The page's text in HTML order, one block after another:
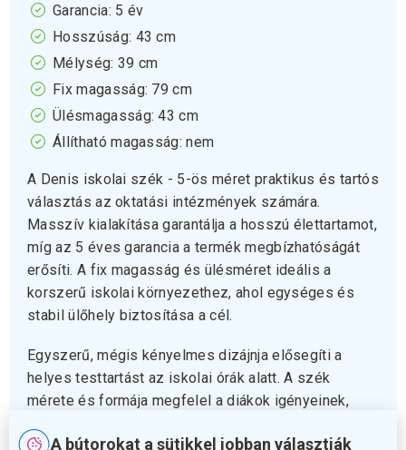
A bútorokat a sütikkel jobban választják
Garancia: 5 év
Hosszúság: 43 cm
Mélység: 39 cm
Fix magasság: 79 cm
Ülésmagasság: 43 cm
Állítható magasság: nem
A Denis iskolai szék - 5-ös méret praktikus és tartós
választás az oktatási intézmények számára.
Masszív kialakítása garantálja a hosszú élettartamot,
míg az 5 éves garancia a termék megbízhatóságát
erősíti. A fix magasság és ülésméret ideális a
korszerű iskolai környezethez, ahol egységes és
stabil ülőhely biztosítása a cél.
Egyszerű, mégis kényelmes dizájnja elősegíti a
helyes testtartást az iskolai órák alatt. A szék
mérete és formája megfelel a diákok igényeinek,
Ez a szék praktikus megoldás, amely megkönnyíti a